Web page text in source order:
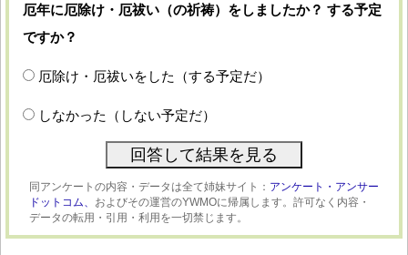
厄年に厄除け・厄祓い（の祈祷）をしましたか？ する予定
ですか？
厄除け・厄祓いをした（する予定だ）
しなかった（しない予定だ）
同アンケートの内容・データは全て姉妹サイト： アンケート・アンサー
ドットコム、 およびその運営のYWMOに帰属します。許可なく内容・
データの転用・引用・利用を一切禁じます。